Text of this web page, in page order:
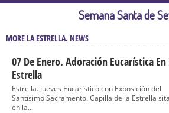
MORE LA ESTRELLA. NEWS
07 De Enero. Adoración Eucarística En
Estrella
Estrella. Jueves Eucarístico con Exposición del
Santísimo Sacramento. Capilla de la Estrella sita
en la...
Semana Santa de